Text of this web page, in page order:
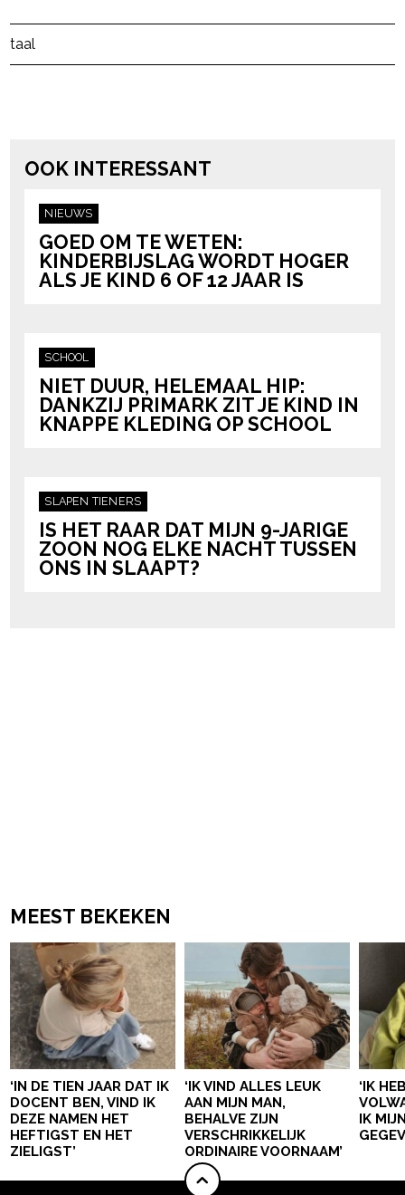
Post Views: 175
taal
OOK INTERESSANT
NIEUWS
GOED OM TE WETEN:
KINDERBIJSLAG WORDT HOGER
ALS JE KIND 6 OF 12 JAAR IS
SCHOOL
NIET DUUR, HELEMAAL HIP:
DANKZIJ PRIMARK ZIT JE KIND IN
KNAPPE KLEDING OP SCHOOL
SLAPEN TIENERS
IS HET RAAR DAT MIJN 9-JARIGE
ZOON NOG ELKE NACHT TUSSEN
ONS IN SLAAPT?
MEEST BEKEKEN
‘IN DE TIEN JAAR DAT IK
DOCENT BEN, VIND IK
DEZE NAMEN HET
HEFTIGST EN HET
ZIELIGST’
‘IK VIND ALLES LEUK
AAN MIJN MAN,
BEHALVE ZIJN
VERSCHRIKKELIJK
ORDINAIRE VOORNAAM’
‘IK
IK